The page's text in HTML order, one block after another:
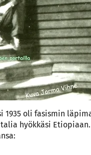
1935 oli fasismin
hyökkäsi